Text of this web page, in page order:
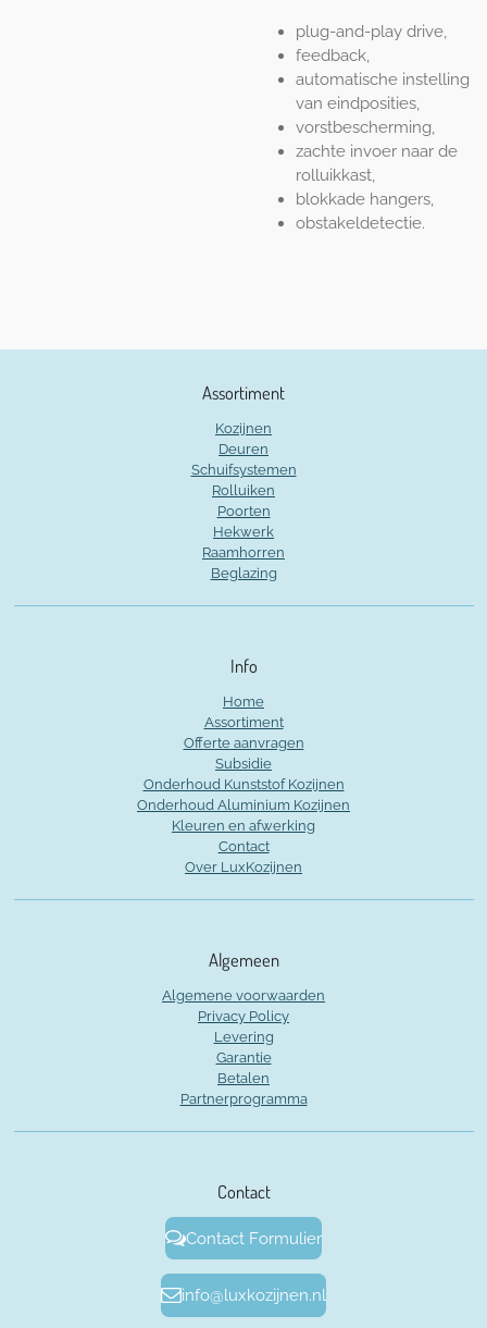
plug-and-play drive,
feedback,
automatische instelling
van eindposities,
vorstbescherming,
zachte invoer naar de
rolluikkast,
blokkade hangers,
obstakeldetectie.
Assortiment
Kozijnen
Deuren
Schuifsystemen
Rolluiken
Poorten
Hekwerk
Raamhorren
Beglazing
Info
Home
Assortiment
Offerte aanvragen
Subsidie
Onderhoud Kunststof Kozijnen
Onderhoud Aluminium Kozijnen
Kleuren en afwerking
Contact
Over LuxKozijnen
Algemeen
Algemene voorwaarden
Privacy Policy
Levering
Garantie
Betalen
Partnerprogramma
Contact
Contact Formulier
info@luxkozijnen.nl